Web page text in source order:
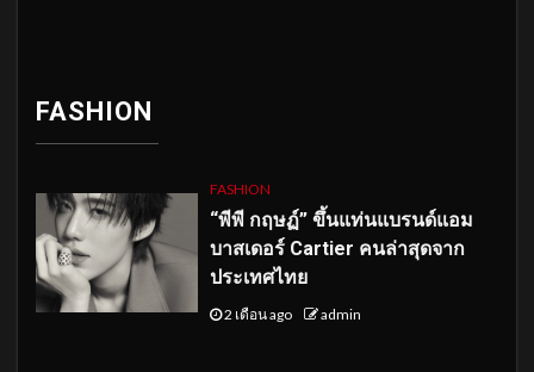
FASHION
FASHION
“พีพี กฤษฏ์” ขึ้นแท่นแบรนด์แอม
บาสเดอร์ Cartier คนล่าสุดจาก
ประเทศไทย
2 เดือน ago admin